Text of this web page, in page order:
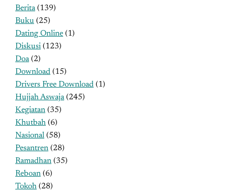
Berita(139)
Buku (25)
Dating Online (1)
Diskusi (123)
Doa(2)
Download (15)
Drivers Free Download (1)
Hujjah Aswaja(245)
Kegiatan (35)
Khutbah (6)
Nasional (58)
Pesantren (28)
Ramadhan (35)
Reboan (6)
Tokoh (28)